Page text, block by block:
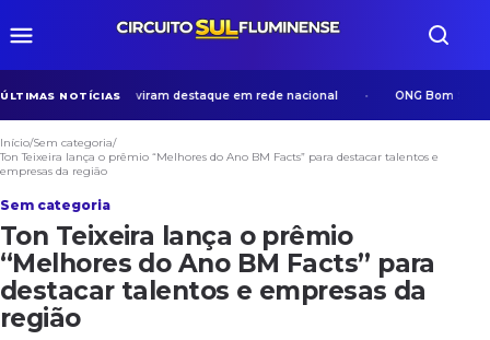
ÚLTIMAS NOTÍCIAS
Volta Redonda viram destaque em rede nacional ONG Bom
Início/Sem categoria/
Ton Teixeira lança o prêmio “Melhores do Ano BM Facts” para destacar talentos e
empresas da região
Sem categoria
Ton Teixeira lança o prêmio
“Melhores do Ano BM Facts” para
destacar talentos e empresas da
região